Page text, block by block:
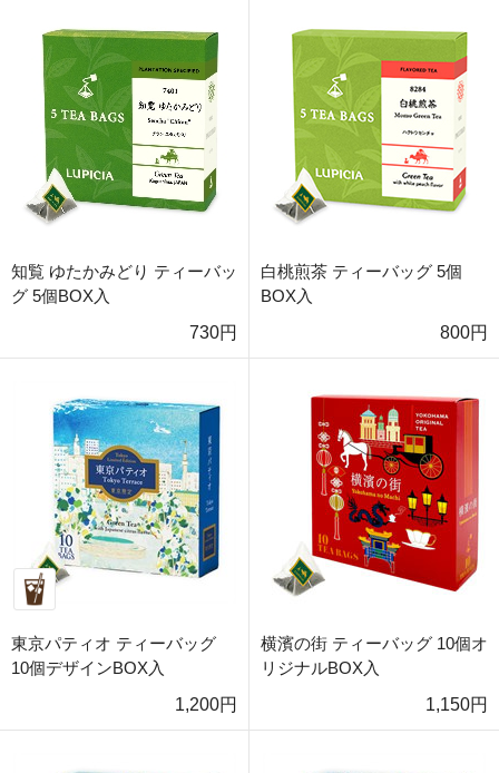
知覧 ゆたかみどり ティーバッ
グ 5個BOX入
730円
白桃煎茶 ティーバッグ 5個
BOX入
800円
東京パティオ ティーバッグ
10個デザインBOX入
1,200円
横濱の街 ティーバッグ 10個オ
リジナルBOX入
1,150円